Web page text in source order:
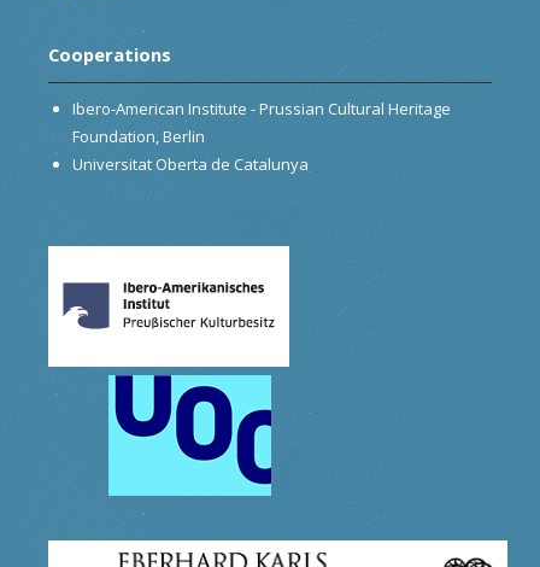
Cooperations
Ibero-American Institute - Prussian Cultural Heritage
Foundation, Berlin
Universitat Oberta de Catalunya